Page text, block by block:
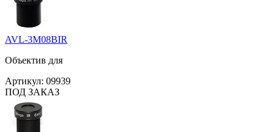
AVL-3M08BIR
Объектив для
Артикул: 09939
ПОД ЗАКАЗ